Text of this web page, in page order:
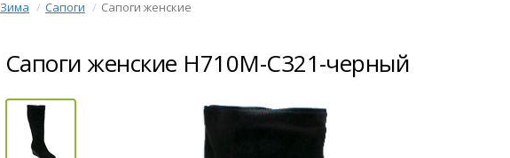
Зима Сапоги Сапоги женские
Сапоги женские H710M-C321-черный